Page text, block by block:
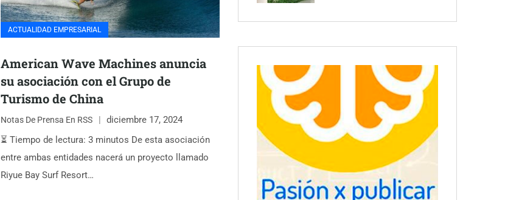
ACTUALIDAD EMPRESARIAL
American Wave Machines anuncia
su asociación con el Grupo de
Turismo de China
Notas De Prensa En RSS
diciembre 17, 2024
⏳ Tiempo de lectura: 3 minutos De esta asociación
entre ambas entidades nacerá un proyecto llamado
Riyue Bay Surf Resort…